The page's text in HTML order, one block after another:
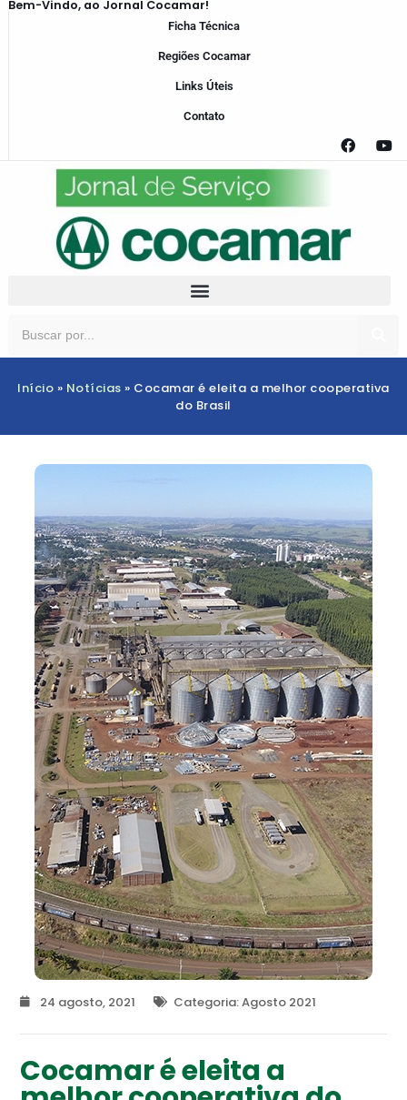
Bem-Vindo, ao Jornal Cocamar!
Ficha Técnica
Regiões Cocamar
Links Úteis
Contato
Início » Notícias » Cocamar é eleita a melhor cooperativa
do Brasil
24 agosto, 2021 Categoria:Agosto 2021
Cocamar é eleita a